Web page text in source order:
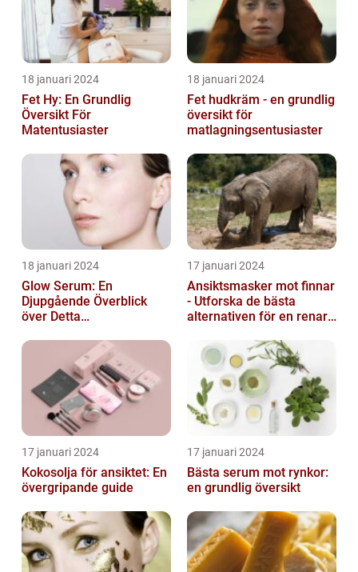
18 januari 2024
Fet Hy: En Grundlig
Översikt För
Matentusiaster
18 januari 2024
Fet hudkräm - en grundlig
översikt för
matlagningsentusiaster
18 januari 2024
Glow Serum: En
Djupgående Överblick
över Detta
17 januari 2024
Ansiktsmasker mot finnar
- Utforska de bästa
alternativen för en renare
17 januari 2024
Kokosolja för ansiktet: En
övergripande guide
17 januari 2024
Bästa serum mot rynkor:
en grundlig översikt